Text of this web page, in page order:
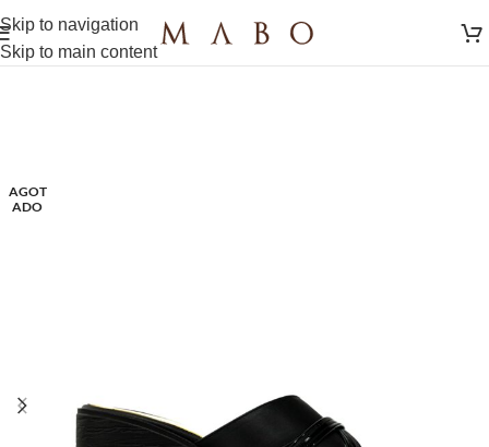
Skip to navigation
Skip to main content
AGOT
ADO